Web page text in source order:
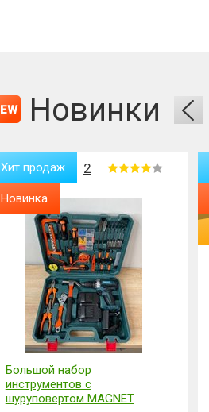
Новинки
2
Хит продаж
Новинка
Большой набор
инструментов с
шуруповертом MAGNET